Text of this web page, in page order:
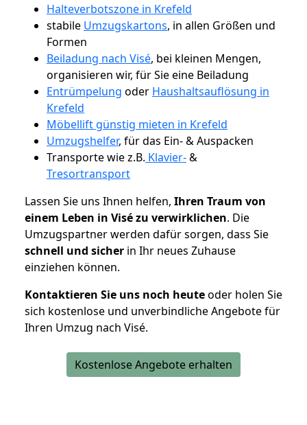
Halteverbotszone in Krefeld
stabile Umzugskartons, in allen Größen und
Formen
Beiladung nach Visé, bei kleinen Mengen,
organisieren wir, für Sie eine Beiladung
Entrümpelung oder Haushaltsauflösung in
Krefeld
Möbellift günstig mieten in Krefeld
Umzugshelfer, für das Ein- & Auspacken
Transporte wie z.B. Klavier-&
Tresortransport
Lassen Sie uns Ihnen helfen, Ihren Traum von
einem Leben in Visé zu verwirklichen. Die
Umzugspartner werden dafür sorgen, dass Sie
schnell und sicher in Ihr neues Zuhause
einziehen können.
Kontaktieren Sie uns noch heuteoder holen Sie
sich kostenlose und unverbindliche Angebote für
Ihren Umzug nach Visé.
Kostenlose Angebote erhalten